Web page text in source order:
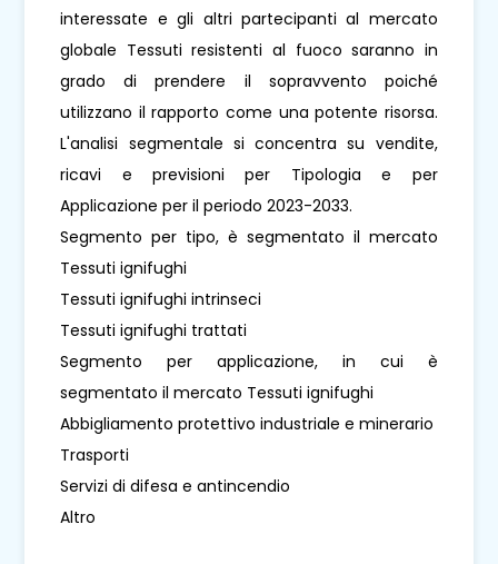
interessate e gli altri partecipanti al mercato
globale Tessuti resistenti al fuoco saranno in
grado di prendere il sopravvento poiché
utilizzano il rapporto come una potente risorsa.
L'analisi segmentale si concentra su vendite,
ricavi e previsioni per Tipologia e per
Applicazione per il periodo 2023-2033.
Segmento per tipo, è segmentato il mercato
Tessuti ignifughi
Tessuti ignifughi intrinseci
Tessuti ignifughi trattati
Segmento per applicazione, in cui è
segmentato il mercato Tessuti ignifughi
Abbigliamento protettivo industriale e minerario
Trasporti
Servizi di difesa e antincendio
Altro